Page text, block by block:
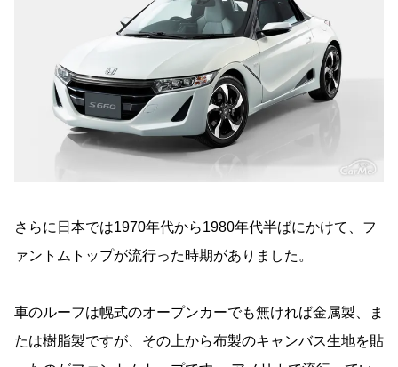
さらに日本では1970年代から1980年代半ばにかけて、フ
ァントムトップが流行った時期がありました。
車のルーフは幌式のオープンカーでも無ければ金属製、ま
たは樹脂製ですが、その上から布製のキャンバス生地を貼